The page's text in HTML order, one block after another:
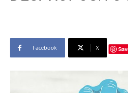
Facebook X